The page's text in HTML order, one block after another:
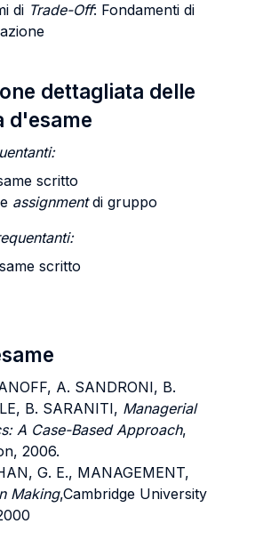
di Trade-Off: Fondamenti di
dettagliata delle
d'esame
scritto
assignmentdi gruppo
scritto
A. SANDRONI, B.
B. SARANITI, Managerial
A Case-Based Approach,
2006.
G. E., MANAGEMENT,
Making,Cambridge University